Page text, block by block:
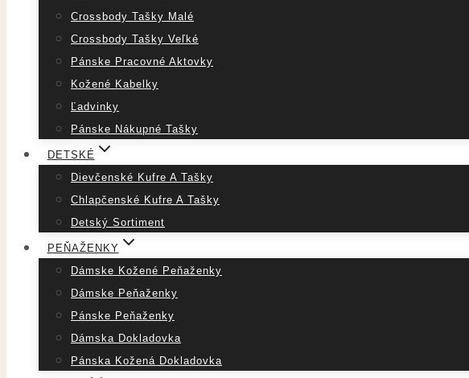
Crossbody Tašky Malé
Crossbody Tašky Veľké
Pánske Pracovné Aktovky
Kožené Kabelky
Ľadvinky
Pánske Nákupné Tašky
DETSKÉ
Dievčenské Kufre A Tašky
Chlapčenské Kufre A Tašky
Detský Sortiment
PEŇAŽENKY
Dámske Kožené Peňaženky
Dámske Peňaženky
Pánske Peňaženky
Dámska Dokladovka
Pánska Kožená Dokladovka